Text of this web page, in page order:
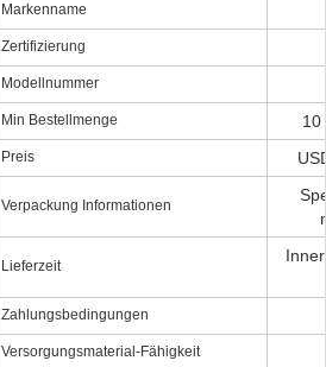
Markenname
Zertifizierung
Modellnummer
Min Bestellmenge 10
Preis
Verpackung Informationen
Lieferzeit
Zahlungsbedingungen
Versorgungsmaterial-Fähigkeit